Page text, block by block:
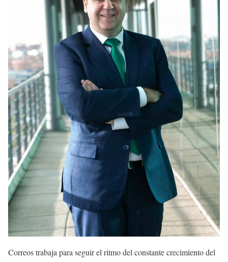
Correos trabaja para seguir el ritmo del constante crecimiento del